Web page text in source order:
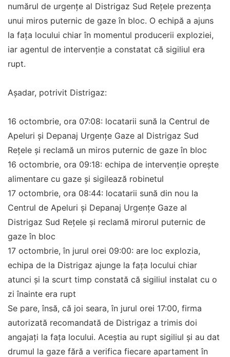
numărul de urgențe al Distrigaz Sud Rețele prezența
unui miros puternic de gaze în bloc. O echipă a ajuns
la fața locului chiar în momentul producerii exploziei,
iar agentul de intervenție a constatat că sigiliul era
rupt.
Așadar, potrivit Distrigaz:
16 octombrie, ora 07:08: locatarii sună la Centrul de
Apeluri și Depanaj Urgențe Gaze al Distrigaz Sud
Rețele și reclamă un miros puternic de gaze în bloc
16 octombrie, ora 09:18: echipa de intervenție oprește
alimentare cu gaze și sigilează robinetul
17 octombrie, ora 08:44: locatarii sună din nou la
Centrul de Apeluri și Depanaj Urgențe Gaze al
Distrigaz Sud Rețele și reclamă mirorul puternic de
gaze în bloc
17 octombrie, în jurul orei 09:00: are loc explozia,
echipa de la Distrigaz ajunge la fața locului chiar
atunci și la scurt timp constată că sigiliul instalat cu o
zi înainte era rupt
Se pare, însă, că joi seara, în jurul orei 17:00, firma
autorizată recomandată de Distrigaz a trimis doi
angajați la fața locului. Aceștia au rupt sigiliul și au dat
drumul la gaze fără a verifica fiecare apartament în